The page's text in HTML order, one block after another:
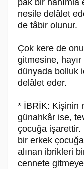
pâk bir hanımla
nesile delâlet
de tâbir olunur.
Çok kere de
gitmesine,
dünyada bolluk
delâlet eder.
* İBRİK: Kişinin
günahkâr ise,
çocuğa işarettir.
bir erkek
alınan ibrikleri
cennete